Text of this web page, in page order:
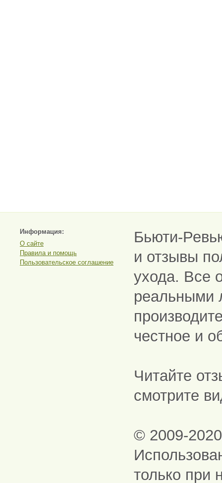
Информация:
О сайте
Правила и помощь
Пользовательское соглашение
Бьюти-
и отзывы
ухода. Все
реальными
честное и
Читайте
смотрите
© 2009-
только при